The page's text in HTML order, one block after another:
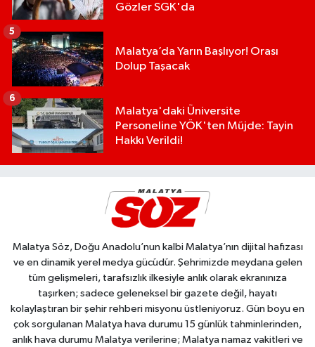
Gözler SGK'da
Malatya’da Yarın Başlıyor! Orası
Dolup Taşacak
5
Malatya'daki Üniversite
Personeline YÖK'ten Müjde: Tayin
Hakkı Verildi!
6
Malatya Söz, Doğu Anadolu’nun kalbi Malatya’nın dijital hafızası
ve en dinamik yerel medya gücüdür. Şehrimizde meydana gelen
tüm gelişmeleri, tarafsızlık ilkesiyle anlık olarak ekranınıza
taşırken; sadece geleneksel bir gazete değil, hayatı
kolaylaştıran bir şehir rehberi misyonu üstleniyoruz. Gün boyu en
çok sorgulanan Malatya hava durumu 15 günlük tahminlerinden,
anlık hava durumu Malatya verilerine; Malatya namaz vakitleri ve